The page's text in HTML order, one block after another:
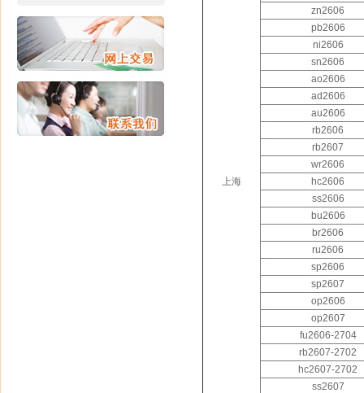
上海
zn2606
pb2606
ni2606
sn2606
ao2606
ad2606
au2606
rb2606
rb2607
wr2606
hc2606
ss2606
bu2606
br2606
ru2606
sp2606
sp2607
op2606
op2607
fu2606-2704
rb2607-2702
hc2607-2702
ss2607